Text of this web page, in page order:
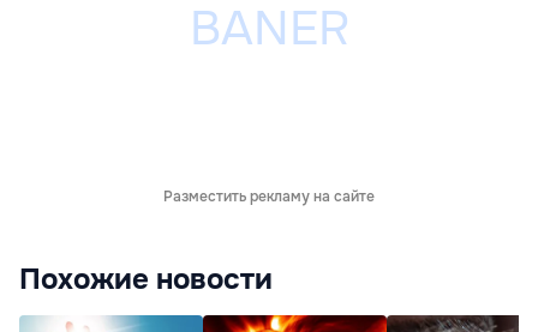
Разместить рекламу на сайте
Похожие новости